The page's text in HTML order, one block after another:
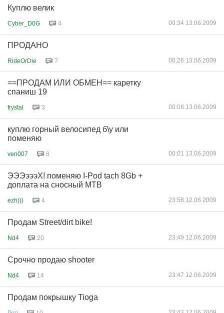
Куплю велик
Cyber_D0G 4 00:34 13.06.2009
ПРОДАНО
RideOrDie 7 00:26 13.06.2009
==ПРОДАМ ИЛИ ОБМЕН== каретку
спаниш 19
frystal 3 00:08 13.06.2009
куплю горный велосипед б\у или
поменяю
ven007 8 00:01 13.06.2009
ЭЭЭэээХ! поменяю I-Pod tach 8Gb +
доплата на сносный MTB
ezh))) 4 23:58 12.06.2009
Продам Street/dirt bike!
Nd4 20 23:49 12.06.2009
Срочно продаю shooter
Nd4 14 23:47 12.06.2009
Продам покрышку Tioga